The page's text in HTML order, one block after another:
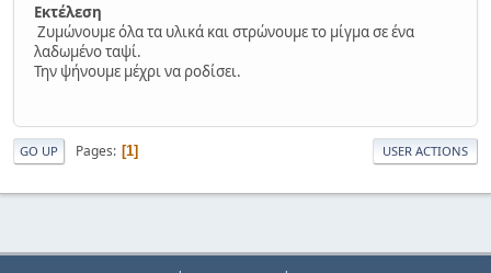
Εκτέλεση
Ζυμώνουμε όλα τα υλικά και στρώνουμε το μίγμα σε ένα
λαδωμένο ταψί.
Την ψήνουμε μέχρι να ροδίσει.
GO UP Pages 1 USER ACTIONS